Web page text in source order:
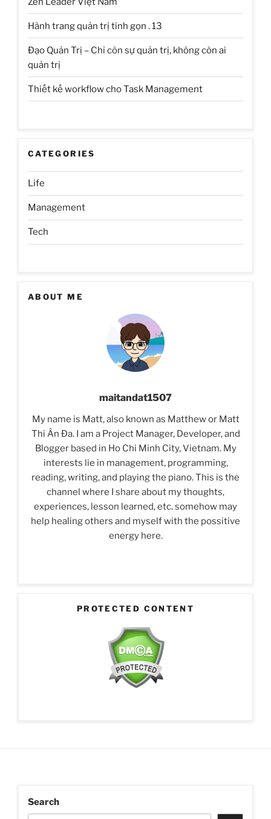
Hành trang quản trị tinh gọn . 13
Đạo Quản Trị – Chỉ còn sự quản trị, không còn ai
quản trị
Thiết kế workflow cho Task Management
CATEGORIES
Life
Management
Tech
ABOUT ME
maitandat1507
My name is Matt, also known as Matthew or Matt
Thi Ân Đa. I am a Project Manager, Developer, and
Blogger based in Ho Chi Minh City, Vietnam. My
interests lie in management, programming,
reading, writing, and playing the piano. This is the
channel where I share about my thoughts,
experiences, lesson learned, etc. somehow may
help healing others and myself with the possitive
energy here.
PROTECTED CONTENT
Search